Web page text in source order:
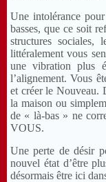
Une intolérance
basses, que ce soit
structures
littéralement vous
une vibration plus
l’alignement. Vous
et créer le Nouveau.
la maison ou
de « là-bas » ne
VOUS.
Une perte de désir
nouvel état d’être
désormais être ici